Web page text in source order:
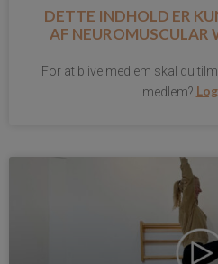
DETTE INDHOLD ER
AF NEUROMUSCULAR
For at blive medlem skal du
medlem?